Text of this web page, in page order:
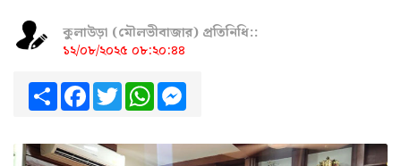
কুলাউড়া (মৌলভীবাজার) প্রতিনিধি::
১২/০৮/২০২৫ ০৮:২০:৪৪
ShareFacebook
TwitterWhatsApp